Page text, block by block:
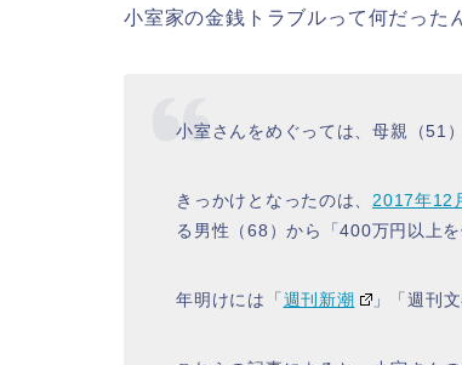
小室家の金銭トラブルって何だった
小室さんをめぐっては、母親（51
きっかけとなったのは、 2017年12
る男性（68）から「400万円以上
年明けには「 週刊新潮 」「週刊